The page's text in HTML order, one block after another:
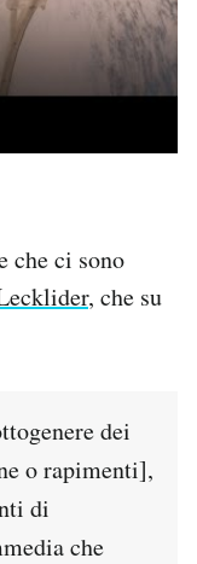
che ci sono
, che su
dei
o rapimenti],
di
che